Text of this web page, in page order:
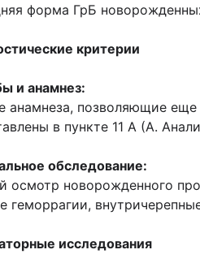
форма ГрБ
критерии
и анамнез:
анамнеза, позволяющие
в пункте 11 А (А.
обследование:
осмотр новорожденного
геморрагии,
исследования